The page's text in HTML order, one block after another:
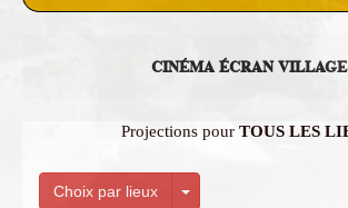
CINÉMA ÉCRAN VILLAGE